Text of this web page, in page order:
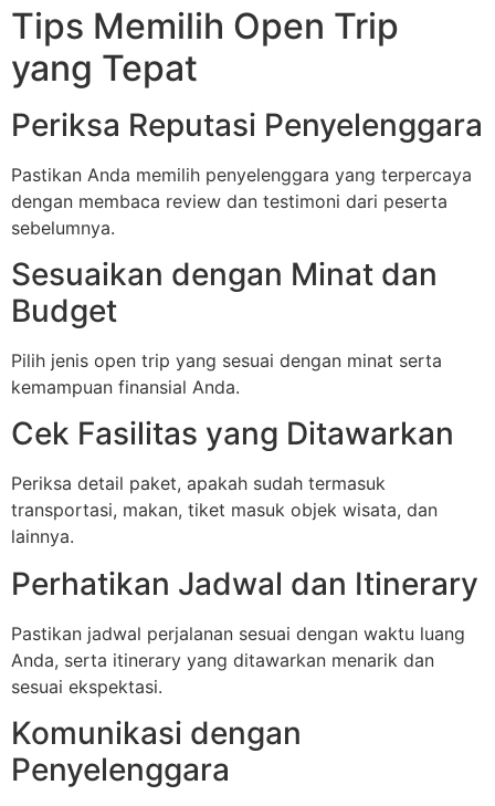
Tips Memilih Open Trip
yang Tepat
Periksa Reputasi Penyelenggara
Pastikan Anda memilih penyelenggara yang terpercaya
dengan membaca review dan testimoni dari peserta
sebelumnya.
Sesuaikan dengan Minat dan
Budget
Pilih jenis open trip yang sesuai dengan minat serta
kemampuan finansial Anda.
Cek Fasilitas yang Ditawarkan
Periksa detail paket, apakah sudah termasuk
transportasi, makan, tiket masuk objek wisata, dan
lainnya.
Perhatikan Jadwal dan Itinerary
Pastikan jadwal perjalanan sesuai dengan waktu luang
Anda, serta itinerary yang ditawarkan menarik dan
sesuai ekspektasi.
Komunikasi dengan
Penyelenggara